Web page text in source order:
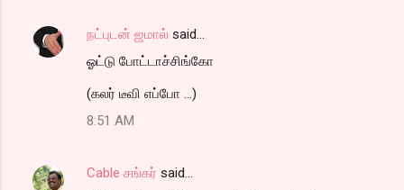
நட்புடன் ஜமால் said…
ஓட்டு போட்டாச்சிங்கோ
(கலர் டீவி எப்போ ...)
8:51 AM
Cable சங்கர் said…